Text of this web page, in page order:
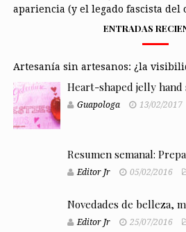
apariencia (y el legado fascista del
ENTRADAS
Artesanía sin artesanos: ¿la
Heart-shaped jelly hand
Guapologa 13/02/2017
Resumen semanal:
Editor Jr 05/02/2016
Novedades de belleza,
Editor Jr 25/07/2016